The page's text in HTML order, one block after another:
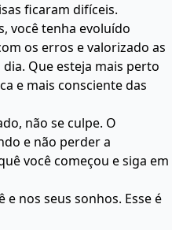
ficaram difíceis.
você tenha evoluído
os erros e valorizado as
Que esteja mais perto
e mais consciente das
não se culpe. O
e não perder a
você começou e siga em
nos seus sonhos. Esse é